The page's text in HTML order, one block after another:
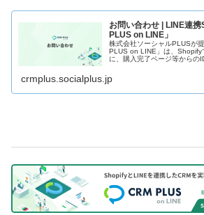
お問い合わせ | LINE連
PLUS on LINE」
株式会社ソーシャルPLUSが
PLUS on LINE」は、Shopify
に、購入完了ページ等からの
crmplus.socialplus.jp